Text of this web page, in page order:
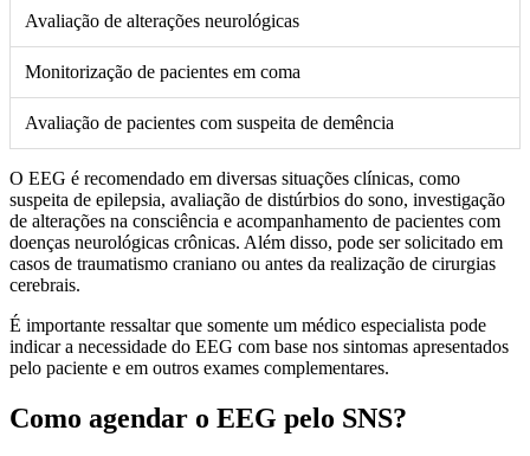
Avaliação de alterações neurológicas
Monitorização de pacientes em coma
Avaliação de pacientes com suspeita de demência
O EEG é recomendado em diversas situações clínicas, como
suspeita de epilepsia, avaliação de distúrbios do sono, investigação
de alterações na consciência e acompanhamento de pacientes com
doenças neurológicas crônicas. Além disso, pode ser solicitado em
casos de traumatismo craniano ou antes da realização de cirurgias
cerebrais.
É importante ressaltar que somente um médico especialista pode
indicar a necessidade do EEG com base nos sintomas apresentados
pelo paciente e em outros exames complementares.
Como agendar o EEG pelo SNS?